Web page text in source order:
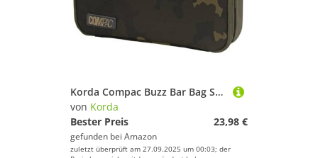
Korda Compac Buzz Bar Bag Small Dark Kamo 25x17x8cm - Angeltasche, Zubehörtasche, Tasche zum Karpfenangeln
von Korda
Bester Preis
23,98 €
gefunden bei Amazon
zuletzt überprüft am 27.09.2025 um 00:03; der